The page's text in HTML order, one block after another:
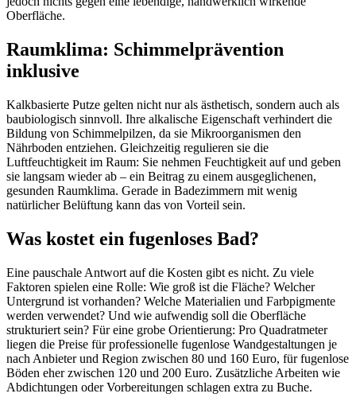
Oberfläche.
Raumklima: Schimmelprävention
inklusive
Kalkbasierte Putze gelten nicht nur als ästhetisch, sondern auch als
baubiologisch sinnvoll. Ihre alkalische Eigenschaft verhindert die
Bildung von Schimmelpilzen, da sie Mikroorganismen den
Nährboden entziehen. Gleichzeitig regulieren sie die
Luftfeuchtigkeit im Raum: Sie nehmen Feuchtigkeit auf und geben
sie langsam wieder ab – ein Beitrag zu einem ausgeglichenen,
gesunden Raumklima. Gerade in Badezimmern mit wenig
natürlicher Belüftung kann das von Vorteil sein.
Was kostet ein fugenloses Bad?
Eine pauschale Antwort auf die Kosten gibt es nicht. Zu viele
Faktoren spielen eine Rolle: Wie groß ist die Fläche? Welcher
Untergrund ist vorhanden? Welche Materialien und Farbpigmente
werden verwendet? Und wie aufwendig soll die Oberfläche
strukturiert sein? Für eine grobe Orientierung: Pro Quadratmeter
liegen die Preise für professionelle fugenlose Wandgestaltungen je
nach Anbieter und Region zwischen 80 und 160 Euro, für fugenlose
Böden eher zwischen 120 und 200 Euro. Zusätzliche Arbeiten wie
Abdichtungen oder Vorbereitungen schlagen extra zu Buche.